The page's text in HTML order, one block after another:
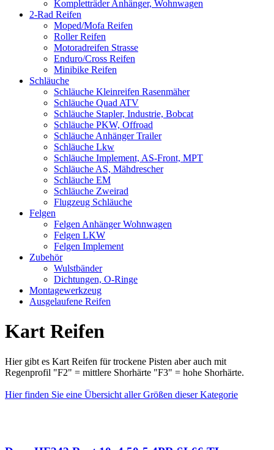
Kompletträder Anhänger, Wohnwagen
2-Rad Reifen
Moped/Mofa Reifen
Roller Reifen
Motoradreifen Strasse
Enduro/Cross Reifen
Minibike Reifen
Schläuche
Schläuche Kleinreifen Rasenmäher
Schläuche Quad ATV
Schläuche Stapler, Industrie, Bobcat
Schläuche PKW, Offroad
Schläuche Anhänger Trailer
Schläuche Lkw
Schläuche Implement, AS-Front, MPT
Schläuche AS, Mähdrescher
Schläuche EM
Schläuche Zweirad
Flugzeug Schläuche
Felgen
Felgen Anhänger Wohnwagen
Felgen LKW
Felgen Implement
Zubehör
Wulstbänder
Dichtungen, O-Ringe
Montagewerkzeug
Ausgelaufene Reifen
Kart Reifen
Hier gibt es Kart Reifen für trockene Pisten aber auch mit
Regenprofil "F2" = mittlere Shorhärte "F3" = hohe Shorhärte.
Hier finden Sie eine Übersicht aller Größen dieser Kategorie